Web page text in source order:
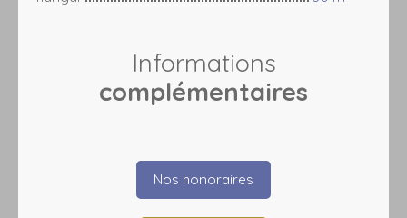
Informations
complémentaires
Nos honoraires